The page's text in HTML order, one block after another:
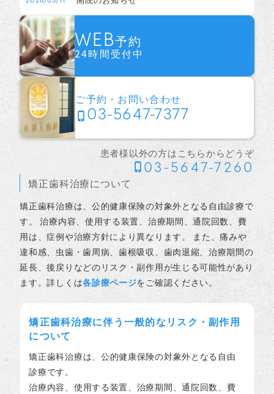
WEB予約
24時間受付中
ご予約・お問い合わせ
03-5647-7377
患者様以外の方はこちらからどうぞ
03-5647-7260
矯正歯科治療について
矯正歯科治療は、公的健康保険の対象外となる自由診療で
す。 治療内容、使用する装置、治療期間、通院回数、費
用は、症例や治療方針により異なります。 また、痛みや
違和感、虫歯・歯周病、歯根吸収、歯肉退縮、治療期間の
延長、後戻りなどのリスク・副作用が生じる可能性があり
ます。詳しくは各診療ページをご確認ください。
矯正歯科治療に伴う一般的なリスク・副作用
について
矯正歯科治療は、公的健康保険の対象外となる自由
診療です。
治療内容、使用する装置、治療期間、通院回数、費